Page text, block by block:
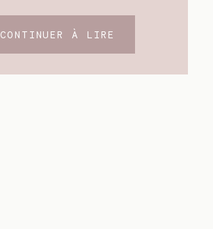
CONTINUER À LIRE